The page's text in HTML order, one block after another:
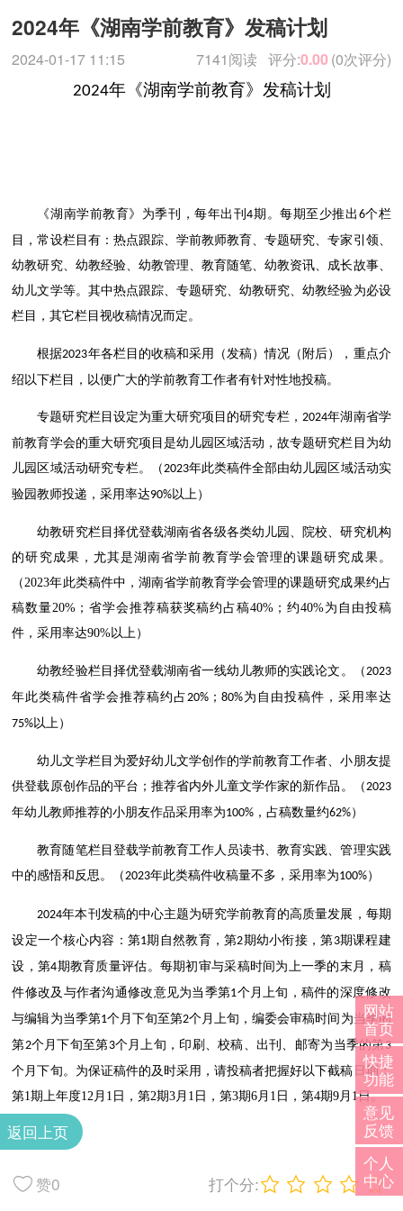
2024年《湖南学前教育》发稿计划
2024-01-17 11:15 7141阅读 评分:0.00 (0次评分)
2024年《湖南学前教育》发稿计划
《湖南学前教育》为季刊，每年出刊4期。每期至少推出 6个栏
目，常设栏目有：热点跟踪、学前教师教育、专题研究、专家引领、
幼教研究、幼教经验、幼教管理、教育随笔、幼教资讯、成长故事、
幼儿文学等。其中热点跟踪、专题研究、幼教研究、幼教经验为必设
栏目，其它栏目视收稿情况而定。
根据2023年各栏目的收稿和采用（发稿）情况（附后），重点介
绍以下栏目，以便广大的学前教育工作者有针对性地投稿。
专题研究栏目设定为重大研究项目的研究专栏， 2024年湖南省学
前教育学会的重大研究项目是幼儿园区域活动，故专题研究栏目为幼
儿园区域活动研究专栏。（2023年此类稿件全部由幼儿园区域活动实
验园教师投递，采用率达90%以上）
幼教研究栏目择优登载湖南省各级各类幼儿园、院校、研究机构
的研究成果，尤其是湖南省学前教育学会管理的课题研究成果。
（2023年此类稿件中，湖南省学前教育学会管理的课题研究成果约占
稿数量20%；省学会推荐稿获奖稿约占稿40%；约40%为自由投稿
件，采用率达90%以上）
幼教经验栏目 择优登载湖南省一线幼儿教师的实践论文。（2023
年此类稿件省学会推荐稿约占20%； 80%为自由投稿件，采用率达
75%以上）
幼儿文学栏目为爱好幼儿文学创作的学前教育工作者、小朋友提
供登载原创作品的平台；推荐省内外儿童文学作家的新作品。（2023
年幼儿教师推荐的小朋友作品采用率为100% ，占稿数量约62%）
教育随笔栏目 登载学前教育工作人员读书、教育实践、管理实践
中的感悟和反思。
（2023年此类稿件收稿量不多，采用率为100%）
2024年本刊发稿的中心主题为研究学前教育的高质量发展，每期
设定一个核心内容：第1期自然教育，第2期幼小衔接，第3期课程建
设，第4期教育质量评估。每期初审与采稿时间为上一季的末月，稿
件修改及与作者沟通修改意见为当季第1个月上旬，稿件的深度修改
与编辑为当季第1个月下旬至第2个月上旬，编委会审稿时间为当季的
第2个月下旬至第3个月上旬，印刷、校稿、出刊、邮寄为当季的第3
个月下旬。为保证稿件的及时采用，请投稿者把握好以下截稿日期：
第1期上年度12月1日，第2期3月1日，第3期6月1日，第4期9月1日。
赞0 打个分:
返回上页
网站
首页
快捷
功能
意见
反馈
个人
中心